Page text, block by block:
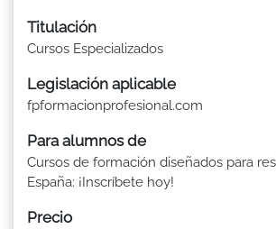
Titulación
Cursos Especializados
Legislación aplicable
fpformacionprofesional.com
Para alumnos de
Cursos de formación diseñados para
España: ¡Inscríbete hoy!
Precio